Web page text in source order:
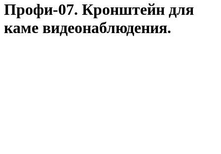
Профи-07. Кронштейн для
каме видеонаблюдения.